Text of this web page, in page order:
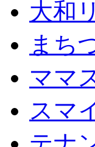
大和
まち
ママ
スマ